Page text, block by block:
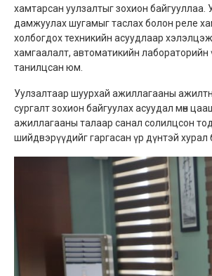
хамтарсан уулзалтыг зохион байгууллаа.
дамжуулах шугамыг таслах болон реле
холбогдох техникийн асуудлаар
хамгаалалт, автоматикийн лабораторийн
танилцсан юм.
Уулзалтаар шуурхай ажиллагааны
сургалт зохион байгуулах асуудал мөн
ажиллагааны талаар санал солилцсон
шийдвэрүүдийг гаргасан үр дүнтэй хурал